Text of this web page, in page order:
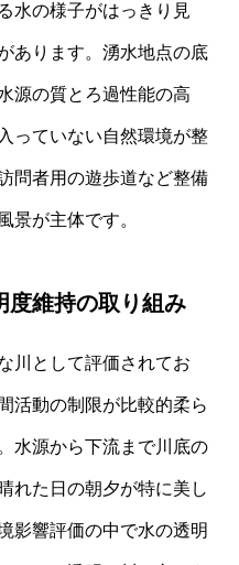
水の様子がはっきり見
あります。湧水地点の底
源の質とろ過性能の高
っていない自然環境が整
問者用の遊歩道など整備
景が主体です。
度維持の取り組み
川として評価されてお
活動の制限が比較的柔ら
水源から下流まで川底の
れた日の朝夕が特に美し
影響評価の中で水の透明